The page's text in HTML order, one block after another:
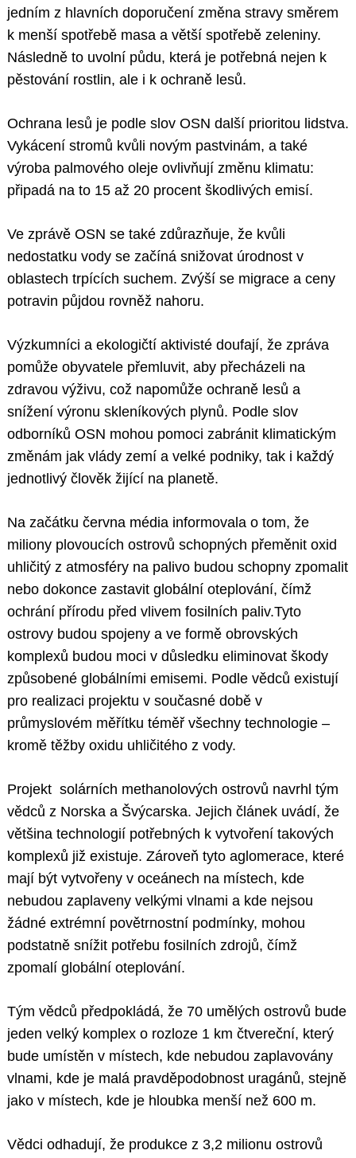
jedním z hlavních doporučení změna stravy směrem
k menší spotřebě masa a větší spotřebě zeleniny.
Následně to uvolní půdu, která je potřebná nejen k
pěstování rostlin, ale i k ochraně lesů.
Ochrana lesů je podle slov OSN další prioritou lidstva.
Vykácení stromů kvůli novým pastvinám, a také
výroba palmového oleje ovlivňují změnu klimatu:
připadá na to 15 až 20 procent škodlivých emisí.
Ve zprávě OSN se také zdůrazňuje, že kvůli
nedostatku vody se začíná snižovat úrodnost v
oblastech trpících suchem. Zvýší se migrace a ceny
potravin půjdou rovněž nahoru.
Výzkumníci a ekologičtí aktivisté doufají, že zpráva
pomůže obyvatele přemluvit, aby přecházeli na
zdravou výživu, což napomůže ochraně lesů a
snížení výronu skleníkových plynů. Podle slov
odborníků OSN mohou pomoci zabránit klimatickým
změnám jak vlády zemí a velké podniky, tak i každý
jednotlivý člověk žijící na planetě.
Na začátku června média informovala o tom, že
miliony plovoucích ostrovů schopných přeměnit oxid
uhličitý z atmosféry na palivo budou schopny zpomalit
nebo dokonce zastavit globální oteplování, čímž
ochrání přírodu před vlivem fosilních paliv.Tyto
ostrovy budou spojeny a ve formě obrovských
komplexů budou moci v důsledku eliminovat škody
způsobené globálními emisemi. Podle vědců existují
pro realizaci projektu v současné době v
průmyslovém měřítku téměř všechny technologie –
kromě těžby oxidu uhličitého z vody.
Projekt solárních methanolových ostrovů navrhl tým
vědců z Norska a Švýcarska. Jejich článek uvádí, že
většina technologií potřebných k vytvoření takových
komplexů již existuje. Zároveň tyto aglomerace, které
mají být vytvořeny v oceánech na místech, kde
nebudou zaplaveny velkými vlnami a kde nejsou
žádné extrémní povětrnostní podmínky, mohou
podstatně snížit potřebu fosilních zdrojů, čímž
zpomalí globální oteplování.
Tým vědců předpokládá, že 70 umělých ostrovů bude
jeden velký komplex o rozloze 1 km čtvereční, který
bude umístěn v místech, kde nebudou zaplavovány
vlnami, kde je malá pravděpodobnost uragánů, stejně
jako v místech, kde je hloubka menší než 600 m.
Vědci odhadují, že produkce z 3,2 milionu ostrovů